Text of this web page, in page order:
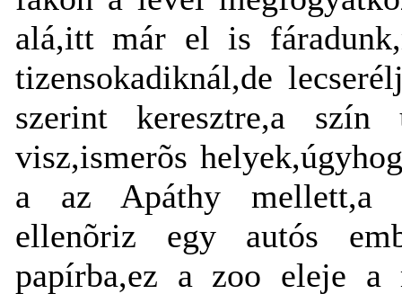
alá,itt már el is
tizensokadiknál,de
szerint keresztre,a szín
visz,ismerõs
a az Apáthy mellett,a
ellenõriz egy autós
papírba,ez a zoo eleje a